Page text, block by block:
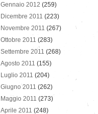
Gennaio 2012 (259)
Dicembre 2011 (223)
Novembre 2011 (267)
Ottobre 2011 (283)
Settembre 2011 (268)
Agosto 2011 (155)
Luglio 2011 (204)
Giugno 2011 (262)
Maggio 2011 (273)
Aprile 2011 (248)